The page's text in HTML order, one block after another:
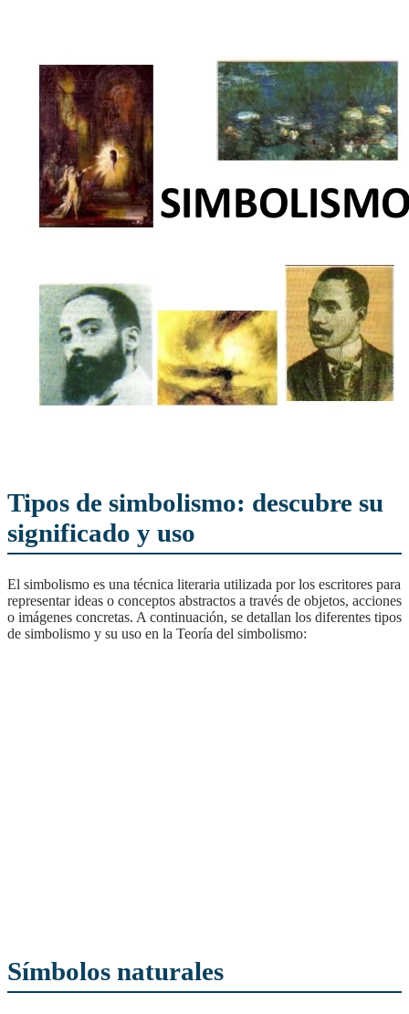
Tipos de simbolismo: descubre su
significado y uso
El simbolismo es una técnica literaria utilizada por los escritores para
representar ideas o conceptos abstractos a través de objetos, acciones
o imágenes concretas. A continuación, se detallan los diferentes tipos
de simbolismo y su uso en la Teoría del simbolismo:
Símbolos naturales